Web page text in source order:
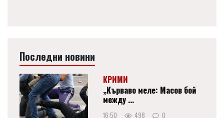
Последни новини
КРИМИ
„Кърваво меле: Масов бой
между ...
16:50 498 0